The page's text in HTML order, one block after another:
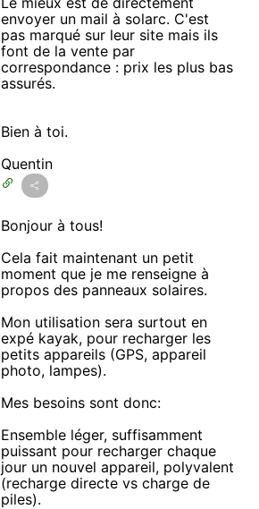
envoyer un mail à solarc. C'est
pas marqué sur leur site mais ils
font de la vente par
correspondance : prix les plus bas
assurés.
Bien à toi.
Quentin
Bonjour à tous!
Cela fait maintenant un petit
moment que je me renseigne à
propos des panneaux solaires.
Mon utilisation sera surtout en
expé kayak, pour recharger les
petits appareils (GPS, appareil
photo, lampes).
Mes besoins sont donc:
Ensemble léger, suffisamment
puissant pour recharger chaque
jour un nouvel appareil, polyvalent
(recharge directe vs charge de
piles).